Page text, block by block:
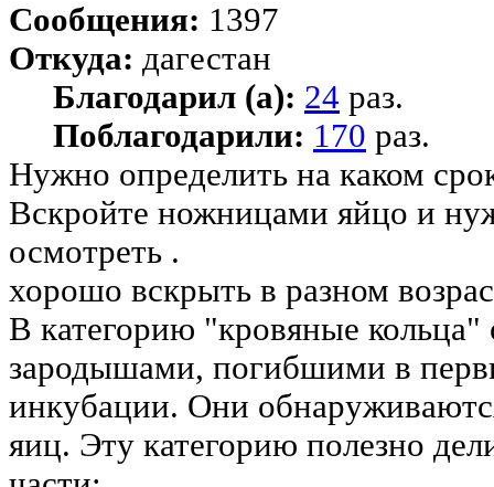
Сообщения: 1397
Откуда: дагестан
Благодарил (а): 24 раз.
Поблагодарили: 170 раз.
Нужно определить на каком
Вскройте ножницами яйцо и
осмотреть .
хорошо вскрыть в разном
В категорию "кровяные кольца"
зародышами, погибшими в
инкубации. Они
яиц. Эту категорию полезно